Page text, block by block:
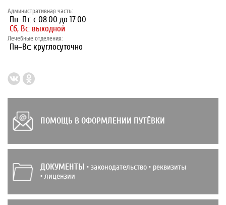
Административная часть:
Пн–Пт: с 08:00 до 17:00
Сб, Вс: выходной
Лечебные отделения:
Пн–Вс: круглосуточно
ПОМОЩЬ В ОФОРМЛЕНИИ ПУТЁВКИ
ДОКУМЕНТЫ • законодательство • реквизиты
• лицензии